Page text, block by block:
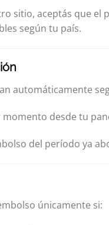
sitio, aceptás que el
según tu país.
automáticamente
desde tu
del período ya
únicamente si: